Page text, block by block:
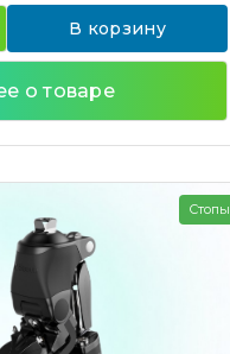
В корзину
о товаре
Стопы